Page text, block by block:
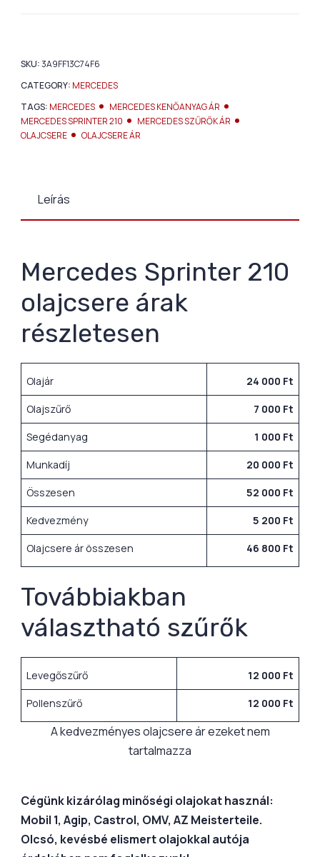
SKU:3A9FF13C74F6
CATEGORY: MERCEDES
TAGS: MERCEDES
MERCEDES KENŐANYAG ÁR
MERCEDES SPRINTER 210
MERCEDES SZŰRŐK ÁR
OLAJCSERE
OLAJCSERE ÁR
Leírás
Mercedes Sprinter 210
olajcsere árak
részletesen
Olajár 24 000 Ft
Olajszűrő 7 000 Ft
Segédanyag 1 000 Ft
Munkadíj 20 000 Ft
Összesen 52 000 Ft
Kedvezmény 5 200 Ft
Olajcsere ár összesen 46 800 Ft
Továbbiakban
választható szűrők
Levegőszűrő 12 000 Ft
Pollenszűrő 12 000 Ft
A kedvezményes olajcsere ár ezeket nem
tartalmazza
Cégünk kizárólag minőségi olajokat használ:
Mobil 1, Agip, Castrol, OMV, AZ Meisterteile.
Olcsó, kevésbé elismert olajokkal autója